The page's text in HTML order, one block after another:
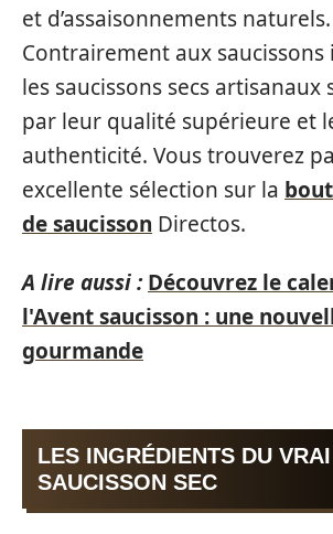
et d’assaisonnements naturels.
Contrairement aux saucissons
les saucissons secs
par leur qualité supérieure et
authenticité. Vous trouverez
excellente sélection sur la
de saucisson Directos.
A lire aussi : Découvrez le
l'Avent saucisson : une
gourmande
LES INGRÉDIENTS DU VRAI
SAUCISSON SEC